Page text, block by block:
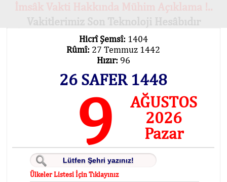
Hicrî Şemsî: 1404
Rûmî: 27 Temmuz 1442
Hızır: 96
26 SAFER 1448
9
AĞUSTOS
2026
Pazar
Ülkeler Listesi İçin Tıklayınız